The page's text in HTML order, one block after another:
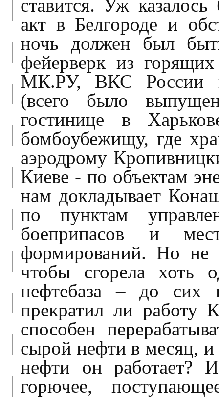
ставится. Уж
акт в Белгороде и
ночь должен был
фейерверк из
МК.РУ, ВКС России
(всего было
гостинице в
бомбоубежищу, где
аэродрому
Киеве - по объектам
нам докладывает
по пунктам
боеприпасов и
формирований. Но не
чтобы сгорела хоть
нефтебаза – до сих
прекратил ли работу
способен
сырой нефти в месяц,
нефти он работает?
горючее,